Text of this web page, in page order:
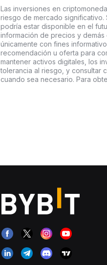
Las inversiones en
riesgo de mercado significativo.
podría estar disponible en el
información de precios y
únicamente con fines
recomendación u oferta para
mantener activos digitales, los
tolerancia al riesgo, y consultar
cuando sea necesario. Para